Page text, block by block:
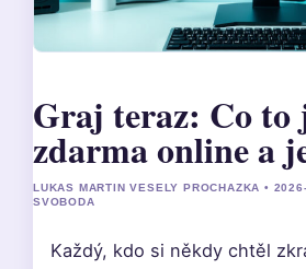
Graj teraz: Co
zdarma online a
LUKAS MARTIN VESELY PROCHAZKA •
SVOBODA
Každý, kdo si někdy chtěl